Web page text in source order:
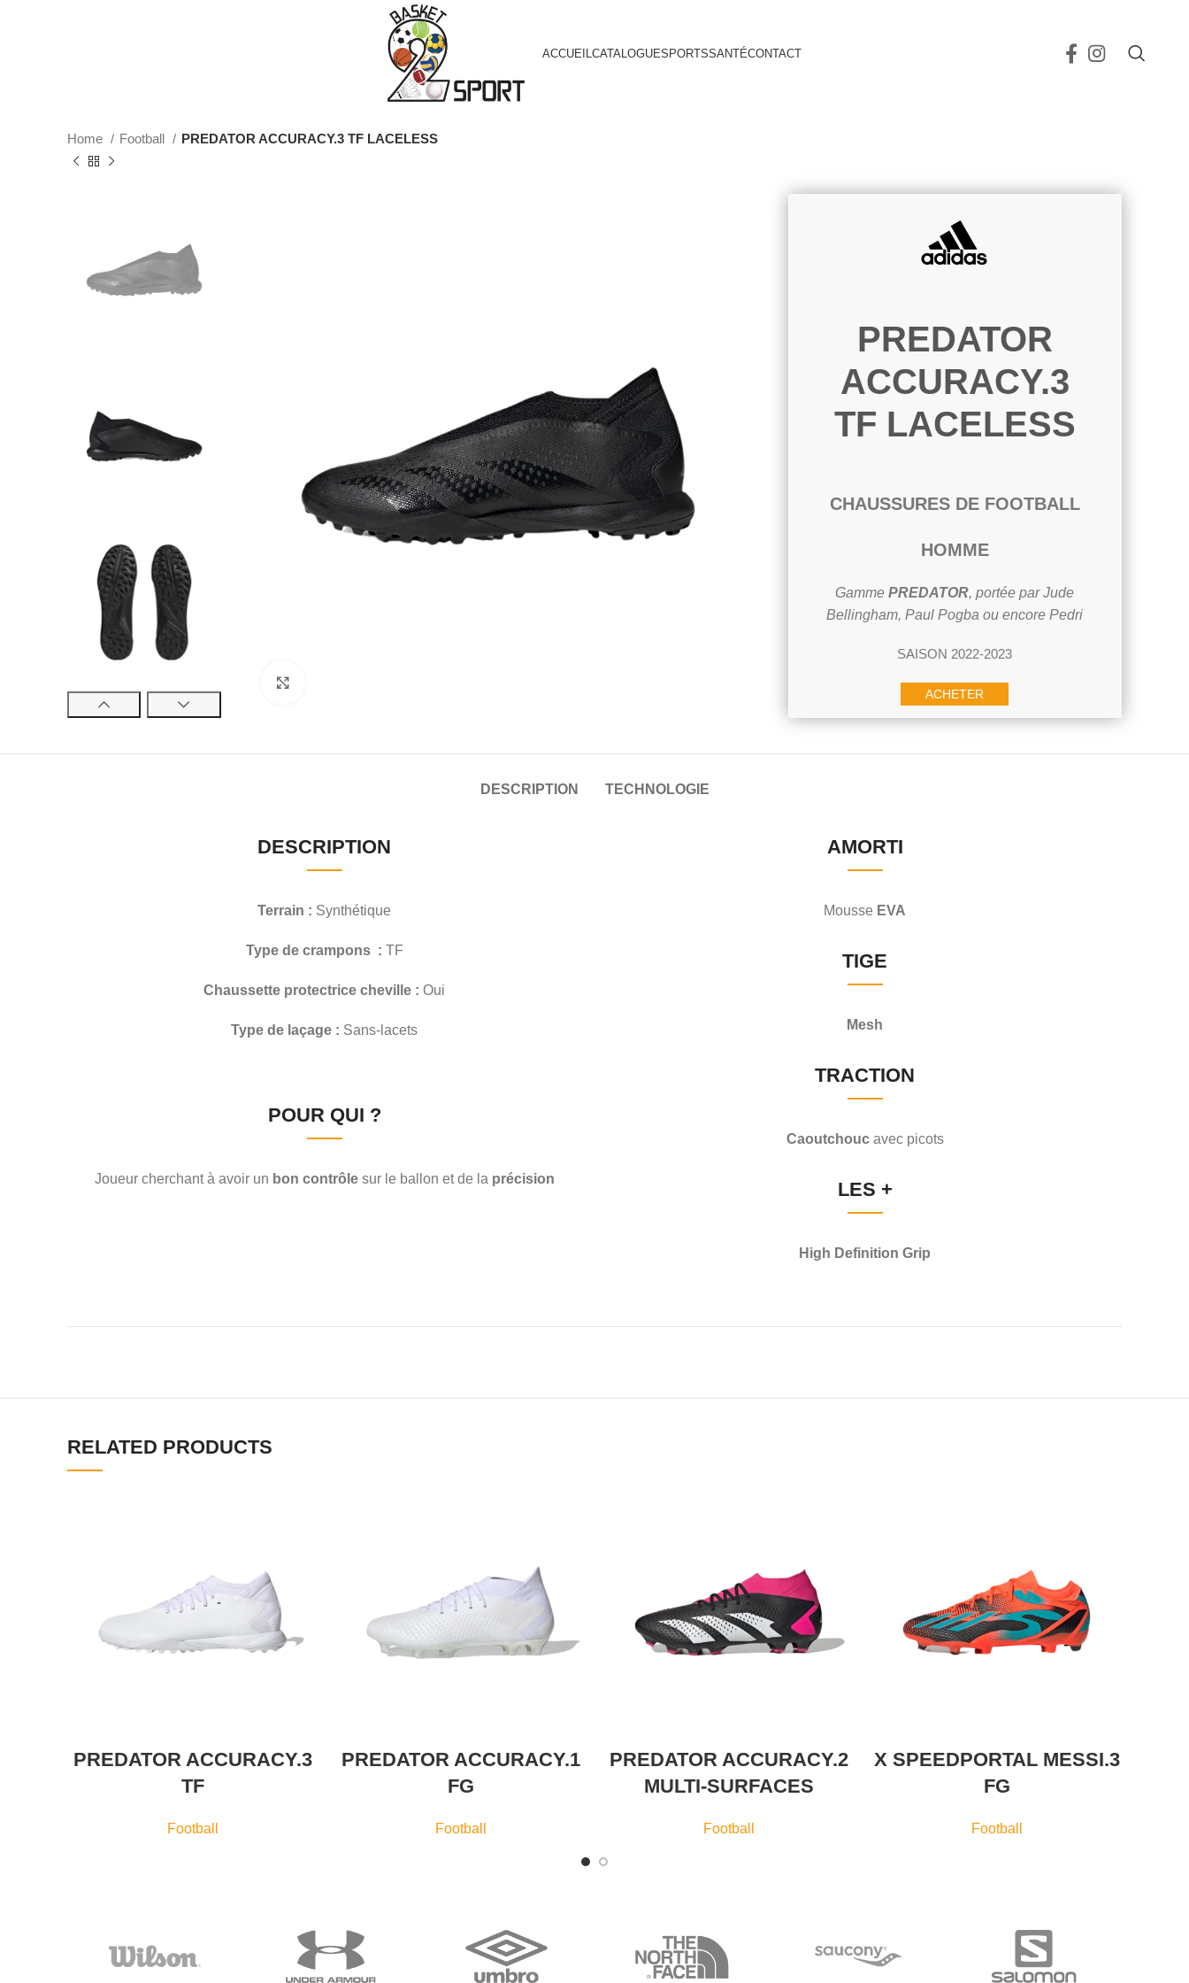
ACCUEILCATALOGUESPORTSSANTÉCONTACT
Home Football PREDATOR ACCURACY.3 TF LACELESS
PREDATOR
ACCURACY.3
TF LACELESS
CHAUSSURES DE FOOTBALL
HOMME
GammePREDATOR, portée par Jude
Bellingham, Paul Pogba ou encore Pedri
SAISON 2022-2023
ACHETER
DESCRIPTION TECHNOLOGIE
DESCRIPTION
Terrain : Synthétique
Type de crampons : TF
Chaussette protectrice cheville : Oui
Type de laçage : Sans-lacets
POUR QUI ?
Joueur cherchant à avoir un bon contrôle sur le ballon et de la précision
AMORTI
Mousse EVA
TIGE
Mesh
TRACTION
Caoutchouc avec picots
LES +
High Definition Grip
RELATED PRODUCTS
PREDATOR ACCURACY.3
TF
Football
PREDATOR ACCURACY.1
FG
Football
PREDATOR ACCURACY.2
MULTI-SURFACES
Football
X SPEEDPORTAL MESSI.3
FG
Football